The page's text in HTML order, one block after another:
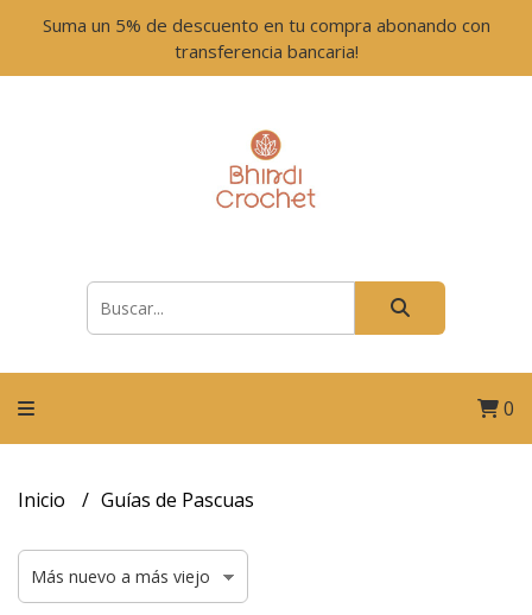
Suma un 5% de descuento en tu compra abonando con
transferencia bancaria!
0
Inicio Guías de Pascuas